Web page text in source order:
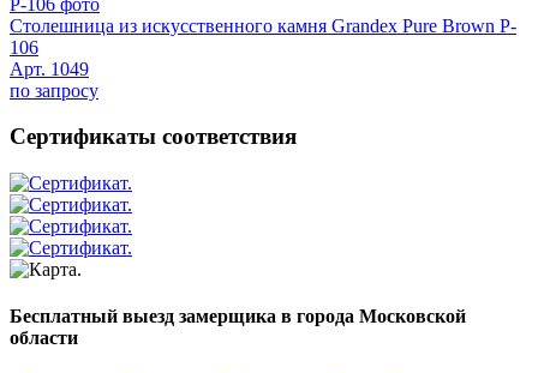
Столешница из искусственного камня Grandex Pure Brown P-
106
Арт. 1049
по запросу
Сертификаты соответствия
Бесплатный выезд замерщика в города Московской
области